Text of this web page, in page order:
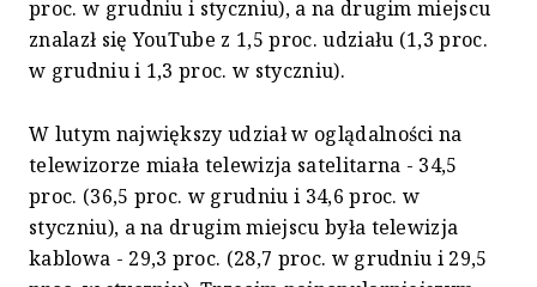
proc. w grudniu i styczniu), a na drugim miejscu
znalazł się YouTube z 1,5 proc. udziału (1,3 proc.
w grudniu i 1,3 proc. w styczniu).
W lutym największy udział w oglądalności na
telewizorze miała telewizja satelitarna - 34,5
proc. (36,5 proc. w grudniu i 34,6 proc. w
styczniu), a na drugim miejscu była telewizja
kablowa - 29,3 proc. (28,7 proc. w grudniu i 29,5